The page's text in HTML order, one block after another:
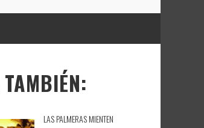
LAS PALMERAS MIENTEN